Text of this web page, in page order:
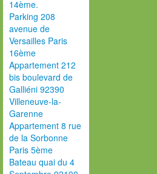
14ème.
Parking 208
avenue de
Versailles Paris
16ème
Appartement 212
bis boulevard de
Galliéni 92390
Villeneuve-la-
Garenne
Appartement 8 rue
de la Sorbonne
Paris 5ème
Bateau quai du 4